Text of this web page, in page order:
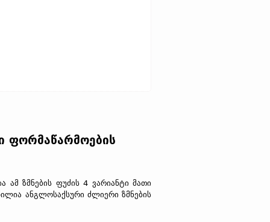
ფორმაწარმოების
ზმნების ფუძის 4 ვარიანტი მათი
ანგლოსაქსური ძლიერი ზმნების